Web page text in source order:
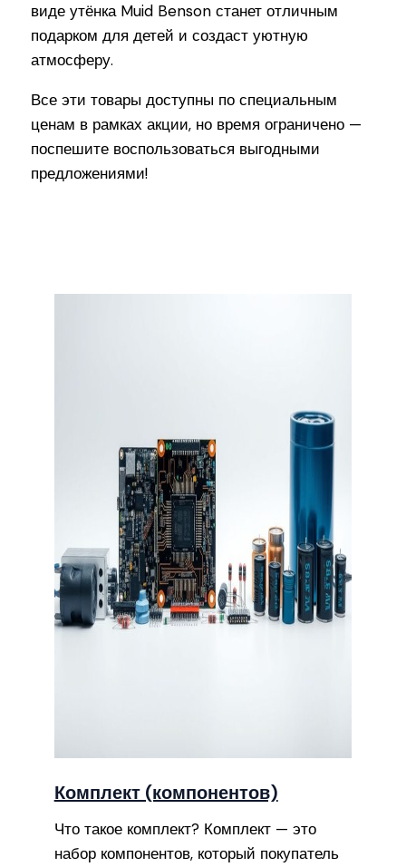
виде утёнка Muid Benson станет отличным
подарком для детей и создаст уютную
атмосферу.
Все эти товары доступны по специальным
ценам в рамках акции, но время ограничено —
поспешите воспользоваться выгодными
предложениями!
Комплект (компонентов)
Что такое комплект? Комплект — это
набор компонентов, который покупатель